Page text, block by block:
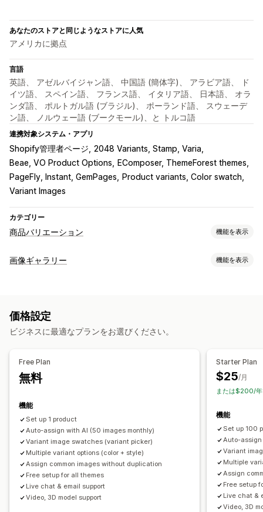
あなたのストアと同じようなストアに人気
アメリカに拠点
言語
英語、 アゼルバイジャン語、 中国語 (簡体字)、 アラビア語、 ド
イツ語、 スペイン語、 フランス語、 イタリア語、 日本語、 オラ
ンダ語、 ポルトガル語 (ブラジル)、 ポーランド語、 スウェーデ
ン語、 ノルウェー語 (ブークモール)、と トルコ語
連携対象システム・アプリ
Shopify管理者ページ 2048 Variants, Stamp, Varia
Beae, VO Product Options
EComposer, ThemeForest themes
PageFly, Instant, GemPages
Product variants, Color swatch
Variant Images
カテゴリー
商品バリエーション 機能を表示
カスタマイズ
在庫
在庫切れの非表示
在庫状況 自動更新
画像ギャラリー 機能を表示
スライダー
画像のズーム
複数言語
価格設定
ビジネスに最適なプランをお選びください。
Free Plan
無料
機能
Set up 1 product
Auto-assign with AI (50 images monthly)
Variant image swatches (variant picker)
Multiple variant options (color + style)
Assign common images without duplication
Free setup for all themes
Live chat & email support
Video, 3D model support
Starter Plan
$25/月
または$200/
機能
Set up 100
Auto-
Variant
Multiple
Assign
Free setup
Live chat &
Video, 3D